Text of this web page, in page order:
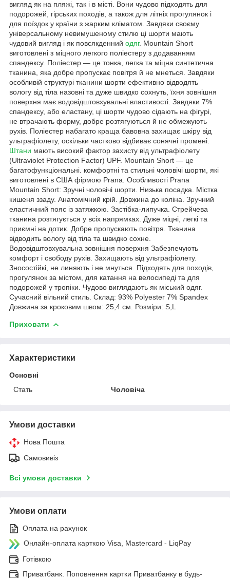
вигляд як на пляжі, так і в місті. Вони чудово підходять для
подорожей, гірських походів, а також для літніх прогулянок і
для поїздок у країни з жарким кліматом. Завдяки своєму
універсальному невимушеному стилю ці шорти мають
чудовий вигляд і як повсякденний одяг. Mountain Short
виготовлені з міцного легкого поліестеру з додаванням
спандексу. Поліестер — це тонка, легка та міцна синтетична
тканина, яка добре пропускає повітря й не мнеться. Завдяки
особливій структурі тканини шорти ефективно відводять
вологу від тіла назовні та дуже швидко сохнуть, їхня зовнішня
поверхня має водовідштовхувальні властивості. Завдяки 7%
спандексу, або еластану, ці шорти чудово сідають на фігурі,
не втрачають форму, добре розтягуються й не обмежують
рухів. Поліестер набагато краща бавовна захищає шкіру від
ультрафіолету, оскільки частково відбиває сонячні промені.
Штани мають високий фактор захисту від ультрафіолету
(Ultraviolet Protection Factor) UPF. Mountain Short — це
багатофункціональні. комфортні та стильні чоловічі шорти, які
виготовлені в США фірмою Prana. Особливості Prana
Mountain Short: Зручні чоловічі шорти. Низька посадка. Містка
кишеня ззаду. Анатомічний крій. Довжина до коліна. Зручний
еластичний пояс із затяжкою. Застібка-липучка. Стрейчева
тканина розтягується у всіх напрямках. Дуже міцні, легкі та
приємні на дотик. Добре пропускають повітря. Тканина
відводить вологу від тіла та швидко сохне.
Водовідштовхувальна зовнішня поверхня Забезпечують
комфорт і свободу рухів. Захищають від ультрафіолету.
Зносостійкі, не линяють і не мнуться. Підходять для походів,
прогулянок за містом, для катання на велосипеді та для
подорожей у тропіки. Чудово виглядають як міський одяг.
Сучасний вільний стиль. Склад: 93% Polyester 7% Spandex
Довжина за кроковим швом: 25,4 см. Розміри: S,L
Приховати
Характеристики
Основні
Стать
Чоловіча
Умови доставки
Нова Пошта
Самовивіз
Всі умови доставки
Умови оплати
Оплата на рахунок
Онлайн-оплата карткою Visa, Mastercard - LiqPay
Готівкою
Приватбанк. Поповнення картки Приватбанку в будь-